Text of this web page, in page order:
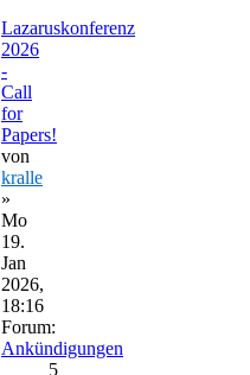
Lazaruskonferenz
2026
-
Call
for
Papers!
von
kralle
»
Mo
19.
Jan
2026,
18:16
Forum:
Ankündigungen
5